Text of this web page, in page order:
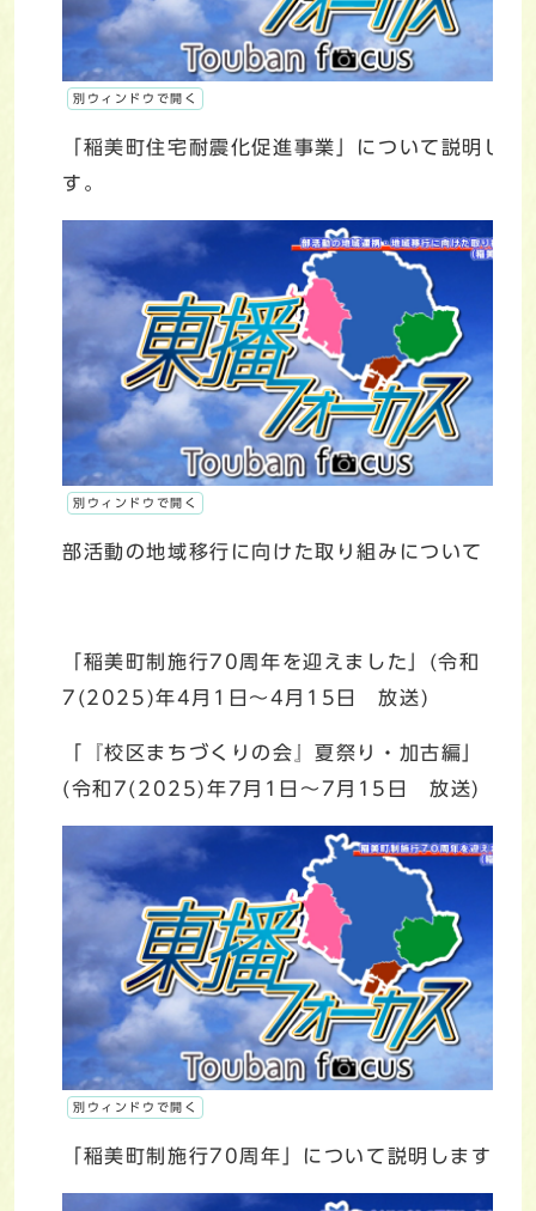
別ウィンドウで開く
「稲美町住宅耐震化促進事業」について説明しま
す。
別ウィンドウで開く
部活動の地域移行に向けた取り組みについて
「稲美町制施行70周年を迎えました」(令和
7(2025)年4月1日～4月15日 放送)
「『校区まちづくりの会』夏祭り・加古編」
(令和7(2025)年7月1日～7月15日 放送)
別ウィンドウで開く
「稲美町制施行70周年」について説明します。